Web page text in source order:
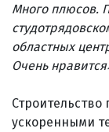
Много плюсов.
областных
Очень
Строительство
ускоренными